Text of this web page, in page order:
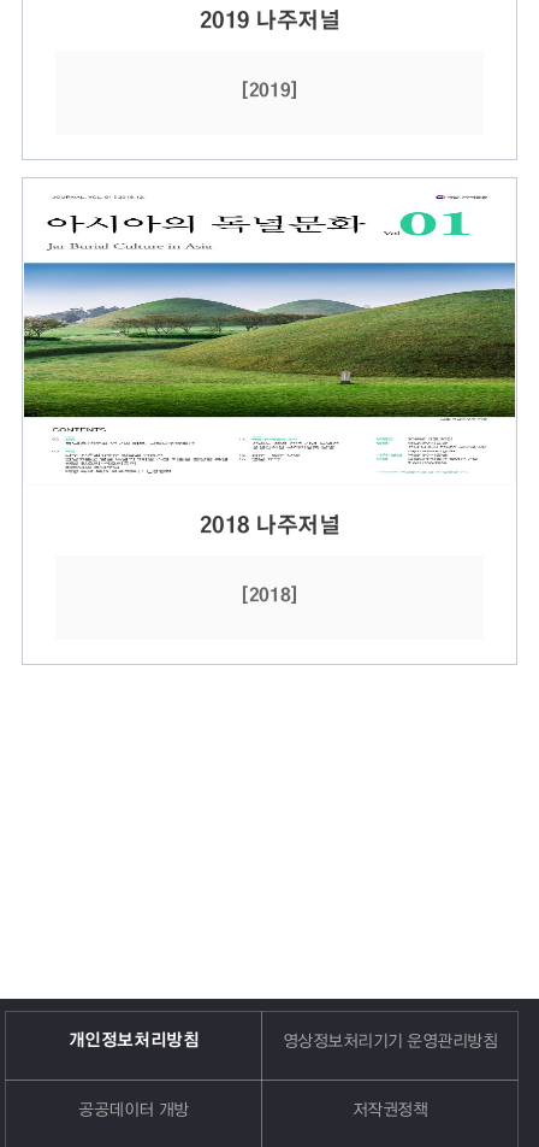
2019 나주저널
[2019]
2018 나주저널
[2018]
개인정보처리방침 영상정보처리기기 운영관리방침
공공데이터 개방 저작권정책